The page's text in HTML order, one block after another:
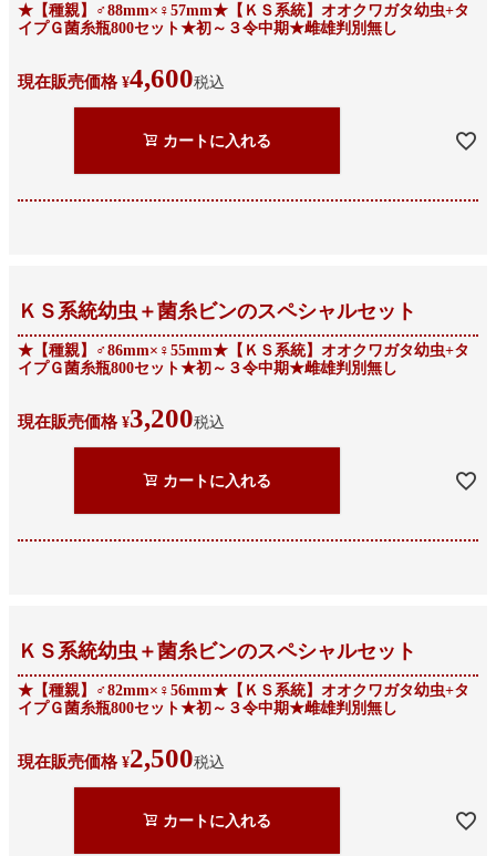
★【種親】♂88mm×♀57mm★【ＫＳ系統】オオクワガタ幼虫+タ
イプＧ菌糸瓶800セット★初～３令中期★雌雄判別無し
現在販売価格 ¥4,600税込
カートに入れる
ＫＳ系統幼虫＋菌糸ビンのスペシャルセット
★【種親】♂86mm×♀55mm★【ＫＳ系統】オオクワガタ幼虫+タ
イプＧ菌糸瓶800セット★初～３令中期★雌雄判別無し
現在販売価格 ¥3,200税込
カートに入れる
ＫＳ系統幼虫＋菌糸ビンのスペシャルセット
★【種親】♂82mm×♀56mm★【ＫＳ系統】オオクワガタ幼虫+タ
イプＧ菌糸瓶800セット★初～３令中期★雌雄判別無し
現在販売価格 ¥2,500税込
カートに入れる